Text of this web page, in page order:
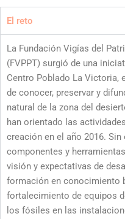
El reto
La Fundación Vigías del
(FVPPT) surgió de una
Centro Poblado La Victoria,
de conocer, preservar y
natural de la zona del
han orientado las
creación en el año 2016.
componentes y
visión y expectativas de
formación en conocimiento
fortalecimiento de equipos
los fósiles en las